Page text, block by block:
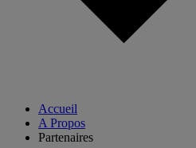
Accueil
A Propos
Partenaires